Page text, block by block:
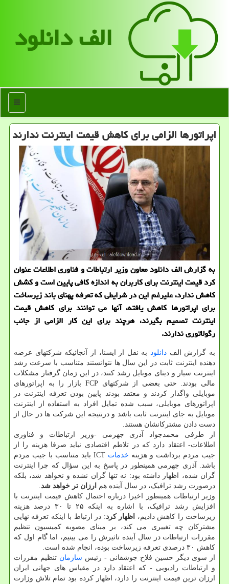
الف دانلود
منو
اپراتورها الزامی برای كاهش قیمت اینترنت ندارند
به گزارش الف دانلود معاون وزیر ارتباطات و فناوری اطلاعات عنوان
کرد قیمت اینترنت برای کاربران به اندازه کافی پایین است و کشش
کاهش ندارد، علیرغم این در شرایطی که تعرفه پهنای باند زیرساخت
برای اپراتورها کاهش یافته، آنها می توانند برای کاهش قیمت
اینترنت تصمیم بگیرند، هرچند برای این کار الزامی از جانب
رگولاتوری ندارند.
به گزارش الف دانلودبه نقل از ایسنا، از آنجائیکه شرکتهای عرضه
دهنده اینترنت ثابت در این سال ها نتوانستند متناسب با سرعت رشد
اینترنت سیار و دیتای موبایل رشد کنند، در این زمان گرفتار مشکلات
مالی بودند. حتی بعضی از شرکتهای FCP بازار را به اپراتورهای
موبایلی واگذار کردند و معتقد بودند پایین بودن تعرفه اینترنت در
اپراتورهای موبایلی، سبب شده تمایل افراد به استفاده از اینترنت
موبایل به جای اینترنت ثابت باشد و درنتیجه این شرکت ها در حال از
دست دادن مشترکانشان هستند.
از طرفی محمدجواد آذری جهرمی -وزیر ارتباطات و فناوری
اطلاعات- اعتقاد دارد که در تلاطم اقتصادی نباید صرفا هزینه را از
جیب مردم برداشت و هزینه خدمات
ICT باید متناسب با جیب مردم
باشد. آذری جهرمی همینطور در پاسخ به این سؤال که چرا اینترنت
گران شده، اظهار داشته بود: نه تنها گران نشده و نخواهد شد، بلکه
درصورت رشد ترافیک، در سال آینده هم ارزان تر خواهد شد.
وزیر ارتباطات همینطور اخیرا درباره احتمال کاهش قیمت اینترنت با
افزایش رشد ترافیک، با اشاره به اینکه ۲۵ تا ۳۰ درصد هزینه
زیرساخت را کاهش دادیم،
اظهار کرد: در ارتباط با اینکه تعرفه نهایی
مشترکان چه تغییری می کند، بر مبنای مصوبه کمیسیون تنظیم
مقررات ارتباطات در سال آینده تاثیرش را می بینیم، اما گام اول که
کاهش ۳۰ درصدی تعرفه زیرساخت بوده، انجام شده است.
از سوی دیگر حسین فلاح جوشقانی - رئیس سازمان تنظیم مقررات
و ارتباطات رادیویی - که اعتقاد دارد در مقیاس های جهانی ایران
ارزان ترین قیمت اینترنت را دارد، اظهار کرده بود تمام تلاش وزارت